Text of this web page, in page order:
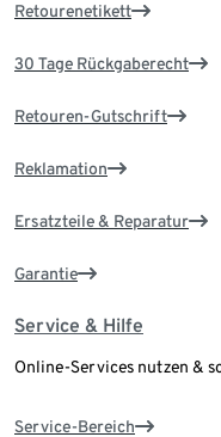
Retourenetikett
30 Tage Rückgaberecht
Retouren-Gutschrift
Reklamation
Ersatzteile & Reparatur
Garantie
Service & Hilfe
Online-Services nutzen &
Service-Bereich